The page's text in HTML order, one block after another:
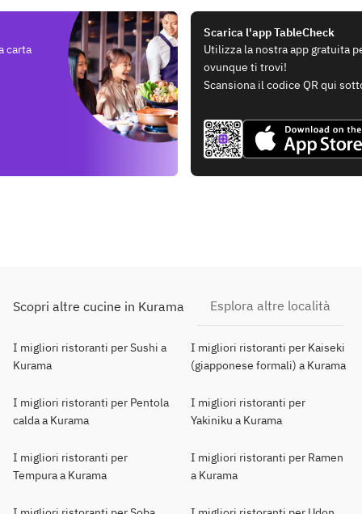
carta
Scarica l'app TableCheck
Utilizza la nostra app gratuita
ovunque ti trovi!
Scansiona il codice QR qui
Scopri altre cucine in Kurama Esplora altre località
I migliori ristoranti per Sushi a
Kurama
I migliori ristoranti per Kaiseki
(giapponese formali) a Kurama
I migliori ristoranti per Pentola
calda a Kurama
I migliori ristoranti per
Yakiniku a Kurama
I migliori ristoranti per
Tempura a Kurama
I migliori ristoranti per Ramen
a Kurama